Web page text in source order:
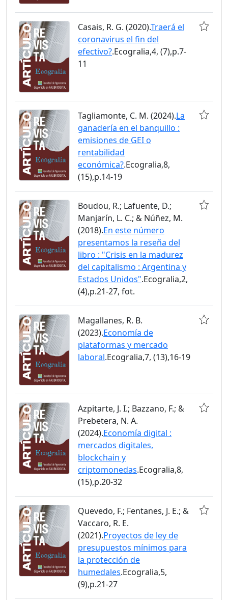
Casais, R. G. (2020).Traerá el
coronavirus el fin del
efectivo?.Ecogralia,4, (7),p.7-
11
Tagliamonte, C. M. (2024).La
ganadería en el banquillo :
emisiones de GEI o
rentabilidad
económica?.Ecogralia,8,
(15),p.14-19
Boudou, R.; Lafuente, D.;
Manjarín, L. C.; & Núñez, M.
(2018).En este número
presentamos la reseña del
libro : "Crisis en la madurez
del capitalismo : Argentina y
Estados Unidos".Ecogralia,2,
(4),p.21-27, fot.
Magallanes, R. B.
(2023).Economía de
plataformas y mercado
laboral.Ecogralia,7, (13),16-19
Azpitarte, J. I.; Bazzano, F.; &
Prebetera, N. A.
(2024).Economía digital :
mercados digitales,
blockchain y
criptomonedas.Ecogralia,8,
(15),p.20-32
Quevedo, F.; Fentanes, J. E.; &
Vaccaro, R. E.
(2021).Proyectos de ley de
presupuestos mínimos para
la protección de
humedales.Ecogralia,5,
(9),p.21-27